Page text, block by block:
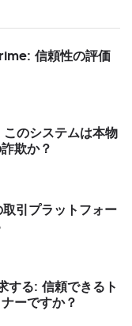
信頼性の評価
のシステムは本物
欺か？
引プラットフォー
る: 信頼できるト
ーですか？